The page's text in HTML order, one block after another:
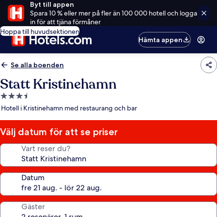
Byt till appen
Spara 10 % eller mer på fler än 100 000 hotell och logga
in för att tjäna förmåner
Hoppa till huvudsektionen
Hämta appen
Se alla boenden
Statt Kristinehamn
3.5-
stjärnigt
Hotell i Kristinehamn med restaurang och bar
Välj datum för att se priser
Vart reser du?
Datum
Gäster